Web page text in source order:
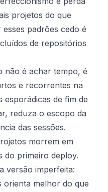
projetos do que
padrões cedo é
de repositórios
não é achar tempo, é
e recorrentes na
esporádicas de fim de
reduza o escopo da
das sessões.
morrem em
do primeiro deploy.
versão imperfeita:
orienta melhor do que